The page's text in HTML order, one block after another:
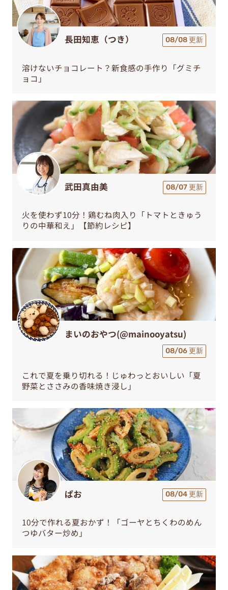
長田知恵（つき） 08/08 更新
溶けないチョコレート？新食感の手作り「グミチ
ョコ」
武田真由美 08/07 更新
火を使わず10分！鶏むね肉入り「トマトときゅう
りの中華和え」【節約レシピ】
まいのおやつ(@mainooyatsu)
08/06 更新
これで夏を乗り切れる！じゅわっとおいしい「夏
野菜とささみの香味焼き浸し」
ぱお 08/04 更新
10分で作れる夏おかず！「ゴーヤとちくわのめん
つゆバター炒め」